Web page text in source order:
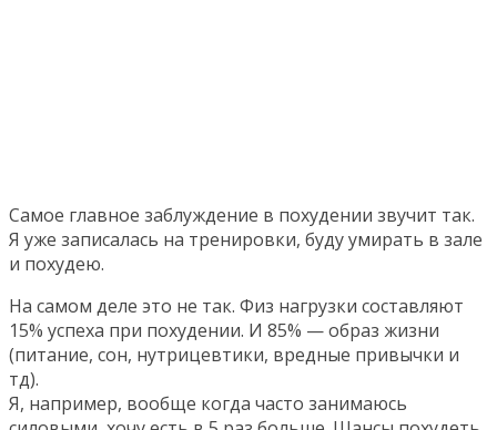
Самое главное заблуждение в похудении звучит так.
Я уже записалась на тренировки, буду умирать в зале
и похудею.
На самом деле это не так. Физ нагрузки составляют
15% успеха при похудении. И 85% — образ жизни
(питание, сон, нутрицевтики, вредные привычки и
тд).
Я, например, вообще когда часто занимаюсь